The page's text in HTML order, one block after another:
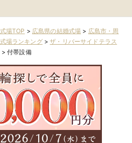
場TOP > 広島県の結婚式場 > 広島市・周
場ランキング>ザ・リバーサイドテラス
>付帯設備